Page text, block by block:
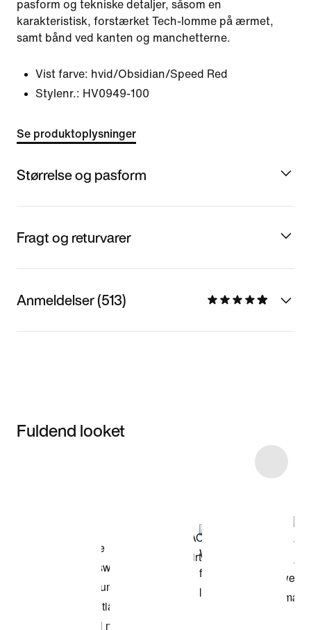
pasform og tekniske detaljer, såsom en
karakteristisk, forstærket Tech-lomme på ærmet,
samt bånd ved kanten og manchetterne.
Vist farve: hvid/Obsidian/Speed Red
Stylenr.: HV0949-100
Se produktoplysninger
Størrelse og pasform
Fragt og returvarer
Anmeldelser (513)
Fuldend looket